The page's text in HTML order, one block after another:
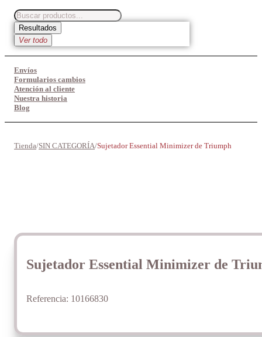
Search
...Resultados
Ver todo
Envíos
Formularios cambios
Atención al cliente
Nuestra historia
Blog
Tienda/SIN CATEGORÍA/Sujetador Essential Minimizer de Triumph
Sujetador Essential Minimizer de
Referencia: 10166830